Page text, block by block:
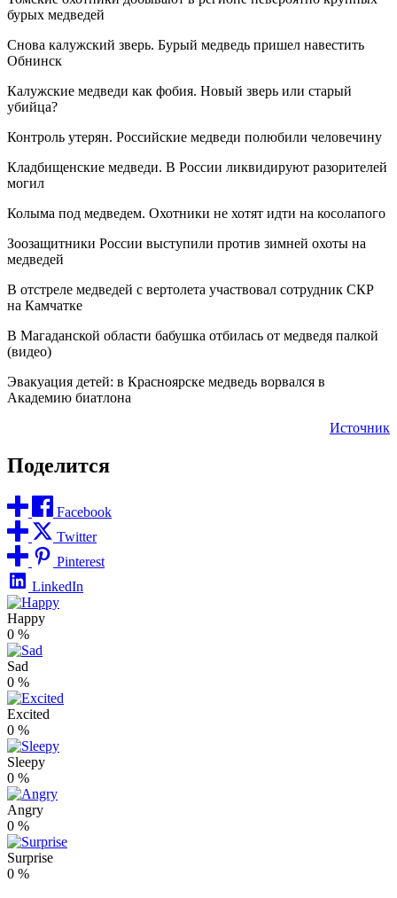
бурых медведей
Снова калужский зверь. Бурый медведь пришел навестить
Обнинск
Калужские медведи как фобия. Новый зверь или старый
убийца?
Контроль утерян. Российские медведи полюбили человечину
Кладбищенские медведи. В России ликвидируют разорителей
могил
Колыма под медведем. Охотники не хотят идти на косолапого
Зоозащитники России выступили против зимней охоты на
медведей
В отстреле медведей с вертолета участвовал сотрудник СКР
на Камчатке
В Магаданской области бабушка отбилась от медведя палкой
(видео)
Эвакуация детей: в Красноярске медведь ворвался в
Академию биатлона
Источник
Поделится
Facebook
Twitter
Pinterest
LinkedIn
Happy
0 %
Sad
0 %
Excited
0 %
Sleepy
0 %
Angry
0 %
Surprise
0 %